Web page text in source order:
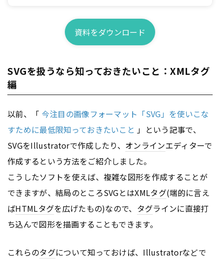
資料をダウンロード
SVGを扱うなら知っておきたいこと：XMLタグ
編
以前、「 今注目の画像フォーマット「SVG」を使いこな
すために最低限知っておきたいこと 」という記事で、
SVGをIllustratorで作成したり、 オンラインエディターで
作成するという方法をご紹介しました。
こうしたソフトを使えば、複雑な図形を作成することが
できますが、結局のところSVGとはXMLタグ(端的に言え
ばHTMLタグを広げたもの)なので、 タグラインに直接打
ち込んで図形を描画することもできます。
これらのタグについて知っておけば、Illustratorなどで